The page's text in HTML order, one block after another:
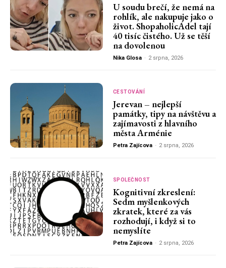
U soudu brečí, že nemá na
rohlík, ale nakupuje jako o
život. ShopaholicAdel tají
40 tisíc čistého. Už se těší
na dovolenou
Nika Glosa - 2 srpna, 2026
CESTOVÁNÍ
Jerevan – nejlepší
památky, tipy na návštěvu a
zajímavosti z hlavního
města Arménie
Petra Zajícova - 2 srpna, 2026
SPOLEČNOST
Kognitivní zkreslení:
Sedm myšlenkových
zkratek, které za vás
rozhodují, i když si to
nemyslíte
Petra Zajícova - 2 srpna, 2026